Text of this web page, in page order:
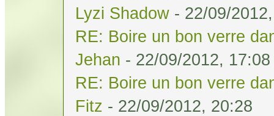
Lyzi Shadow - 22/09/
RE: Boire un bon verre
Jehan - 22/09/2012, 17:08
RE: Boire un bon verre
Fitz - 22/09/2012, 20:28